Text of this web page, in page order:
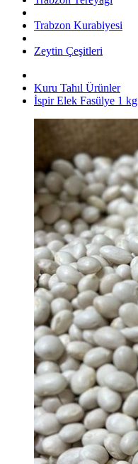
Trabzon Kurabiyesi
Zeytin Çeşitleri
Kuru Tahıl Ürünler
İspir Elek Fasülye 1 kg